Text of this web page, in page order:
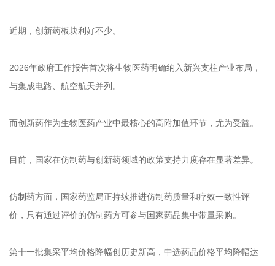
近期，创新药板块利好不少。
2026年政府工作报告首次将生物医药明确纳入新兴支柱产业布局，
与集成电路、航空航天并列。
而创新药作为生物医药产业中最核心的高附加值环节，尤为受益。
目前，国家在仿制药与创新药领域的政策支持力度存在显著差异。
仿制药方面，国家药监局正持续推进仿制药质量和疗效一致性评
价，只有通过评价的仿制药方可参与国家药品集中带量采购。
第十一批集采平均价格降幅创历史新高，中选药品价格平均降幅达